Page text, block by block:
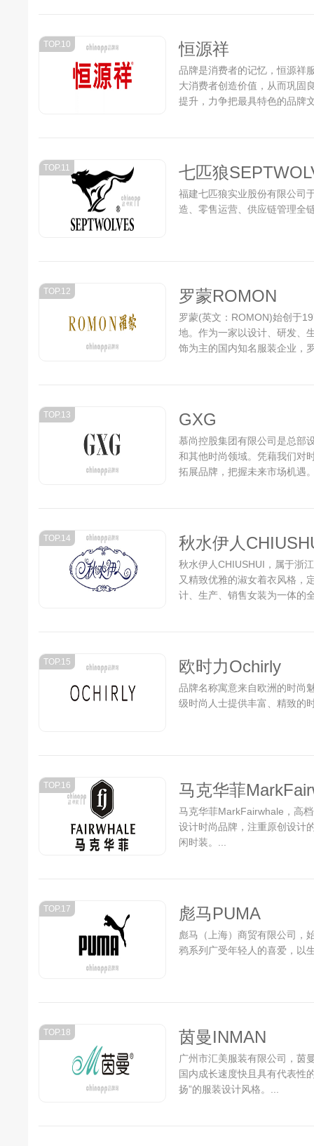
TOP.10 恒源祥
品牌是消费者的记忆，恒源祥
大消费者创造价值，从而巩固
提升，力争把最具特色的品牌
TOP.11 七匹狼
福建七匹狼实业股份有限公司
造、零售运营、供应链管理全
TOP.12 罗蒙ROMON
罗蒙(英文：ROMON)始创于
地。作为一家以设计、研发、
饰为主的国内知名服装企业，
TOP.13 GXG
慕尚控股集团有限公司是总部
和其他时尚领域。凭藉我们对
拓展品牌，把握未来市场机遇
TOP.14 秋水伊人
秋水伊人CHIUSHUI，属于浙
又精致优雅的淑女着衣风格，
计、生产、销售女装为一体的
TOP.15 欧时力Ochirly
品牌名称寓意来自欧洲的时尚
级时尚人士提供丰富、精致的
TOP.16 马克华菲
马克华菲MarkFairwhale，高
设计时尚品牌，注重原创设计
闲时装。...
TOP.17 彪马PUMA
彪马（上海）商贸有限公司，
鸦系列广受年轻人的喜爱，以
TOP.18 茵曼INMAN
广州市汇美服装有限公司，茵
国内成长速度快且具有代表性
扬”的服装设计风格。...